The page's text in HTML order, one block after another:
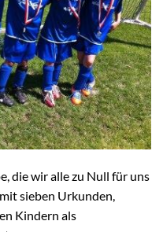
die wir alle zu Null für uns
sieben Urkunden,
Kindern als